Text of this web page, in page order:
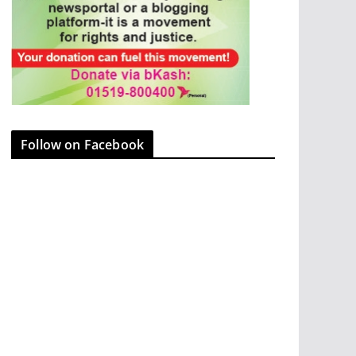
Follow on Facebook